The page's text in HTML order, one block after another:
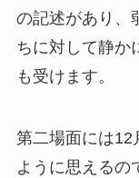
の記述があり、
ちに対して静か
も受けます。
第二場面には12
ように思えるの